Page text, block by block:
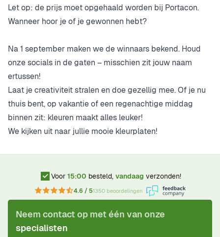
Let op: de prijs moet opgehaald worden bij Portacon.
Wanneer hoor je of je gewonnen hebt?
Na 1 september maken we de winnaars bekend. Houd
onze socials in de gaten – misschien zit jouw naam
ertussen!
Laat je creativiteit stralen en doe gezellig mee. Of je nu
thuis bent, op vakantie of een regenachtige middag
binnen zit: kleuren maakt alles leuker!
We kijken uit naar jullie mooie kleurplaten!
Voor 15:00 besteld, vandaag verzonden!
4.6 / 51350 beoordelingen
Neem contact op met één van onze
specialisten